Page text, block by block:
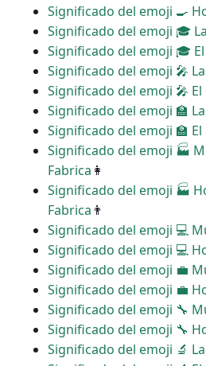
Significado del emoji ‍🍳
Significado del emoji ‍🎓
Significado del emoji ‍🎓
Significado del emoji ‍🎤
Significado del emoji ‍🎤
Significado del emoji ‍🏫
Significado del emoji ‍🏫
Significado del emoji ‍🏭
Fabrica 👩
Significado del emoji ‍🏭
Fabrica 👨
Significado del emoji ‍💻
Significado del emoji ‍💻
Significado del emoji ‍💼
Significado del emoji ‍💼
Significado del emoji ‍🔧
Significado del emoji ‍🔧
Significado del emoji ‍🔬